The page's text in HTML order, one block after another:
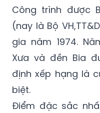
Công trình được
(nay là Bộ
gia năm 1974.
Xưa và đền Bia
định xếp hạng là
biệt.
Điểm đặc sắc